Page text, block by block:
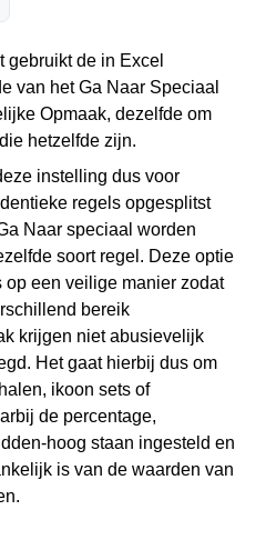
gebruikt de in Excel
van het Ga Naar Speciaal
Opmaak, dezelfde om
hetzelfde zijn.
instelling dus voor
regels opgesplitst
Naar speciaal worden
soort regel. Deze optie
op een veilige manier zodat
bereik
krijgen niet abusievelijk
Het gaat hierbij dus om
ikoon sets of
de percentage,
hoog staan ingesteld en
is van de waarden van